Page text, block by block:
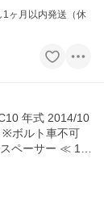
1ヶ月以内発送（休
年式 2014/10
ボルト車不可
ペーサー ≪ 15/